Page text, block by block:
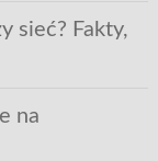
sieć? Fakty,
na